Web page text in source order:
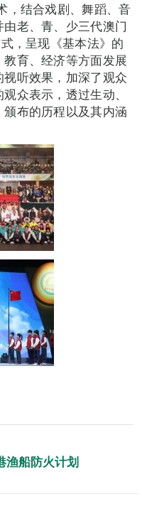
，结合戏剧、舞蹈、音
老、青、少三代澳门
，呈现《基本法》的
育、经济等方面发展
听效果，加深了观众
众表示，透过生动、
布的历程以及其内涵
渔船防火计划